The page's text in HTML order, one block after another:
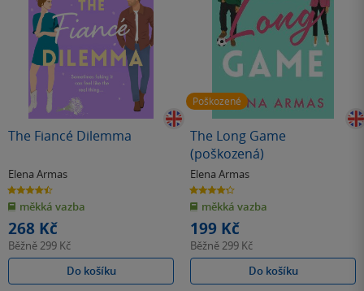
The Fiancé Dilemma
Elena Armas
4.5
z
5
hvězdiček
měkká vazba
268 Kč
Běžně299 Kč
Do košíku
Poškozené
The Long Game
(poškozená)
Elena Armas
4.3
z
5
hvězdiček
měkká vazba
199 Kč
Běžně299 Kč
Do košíku